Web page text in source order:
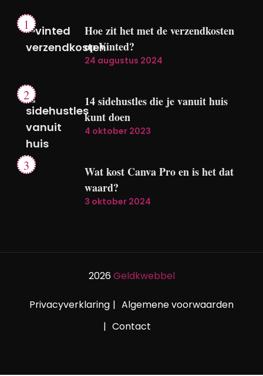
Hoe zit het met de verzendkosten
op Vinted?
24 augustus 2024
14 sidehustles die je vanuit huis
kunt doen
4 oktober 2023
Wat kost Canva Pro en is het dat
waard?
3 oktober 2024
2026Geldkwebbel
Privacyverklaring
Algemene voorwaarden
Contact